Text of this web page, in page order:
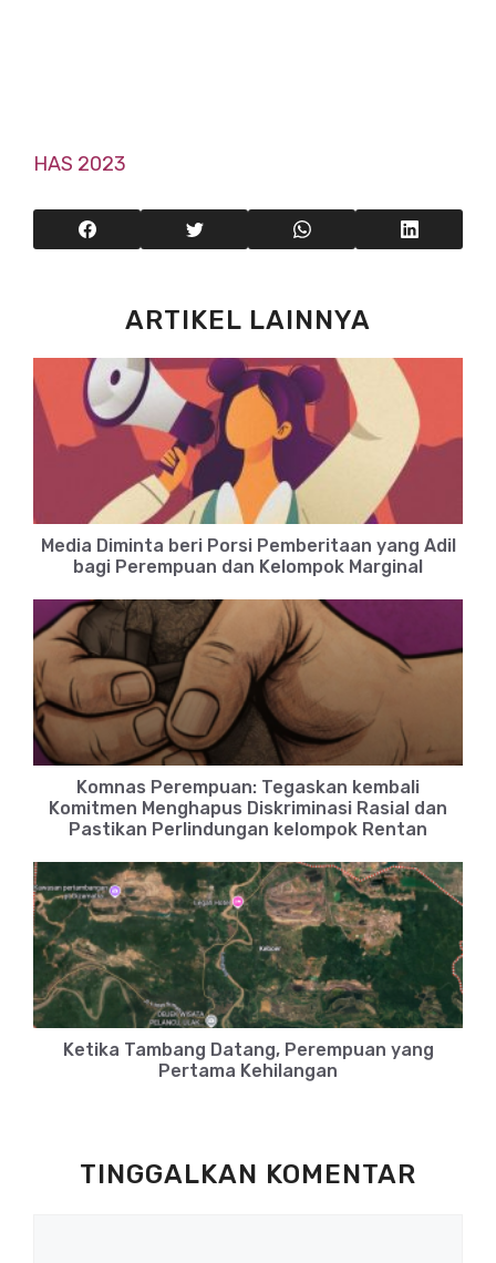
HAS 2023
ARTIKEL LAINNYA
Media Diminta beri Porsi Pemberitaan yang Adil
bagi Perempuan dan Kelompok Marginal
Komnas Perempuan: Tegaskan kembali
Komitmen Menghapus Diskriminasi Rasial dan
Pastikan Perlindungan kelompok Rentan
Ketika Tambang Datang, Perempuan yang
Pertama Kehilangan
TINGGALKAN KOMENTAR